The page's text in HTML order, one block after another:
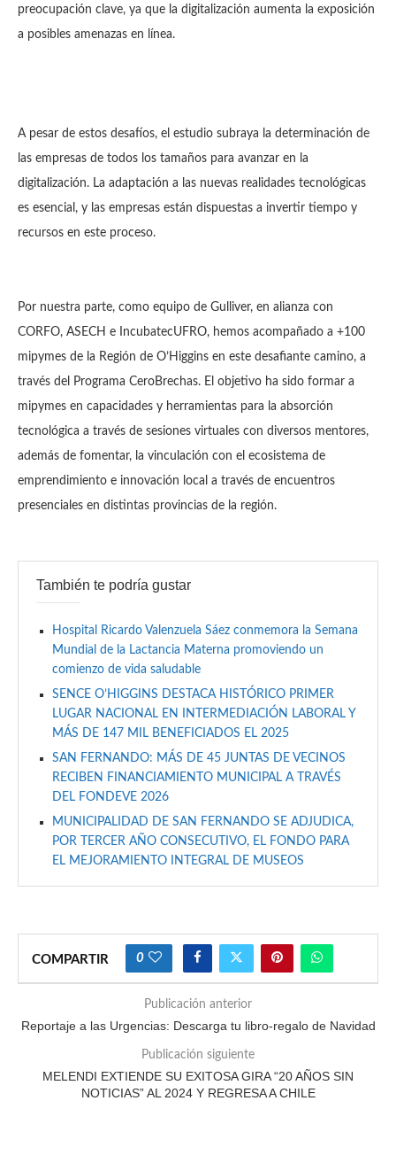
preocupación clave, ya que la digitalización aumenta la exposición
a posibles amenazas en línea.
A pesar de estos desafíos, el estudio subraya la determinación de
las empresas de todos los tamaños para avanzar en la
digitalización. La adaptación a las nuevas realidades tecnológicas
es esencial, y las empresas están dispuestas a invertir tiempo y
recursos en este proceso.
Por nuestra parte, como equipo de Gulliver, en alianza con
CORFO, ASECH e IncubatecUFRO, hemos acompañado a +100
mipymes de la Región de O’Higgins en este desafiante camino, a
través del Programa CeroBrechas. El objetivo ha sido formar a
mipymes en capacidades y herramientas para la absorción
tecnológica a través de sesiones virtuales con diversos mentores,
además de fomentar, la vinculación con el ecosistema de
emprendimiento e innovación local a través de encuentros
presenciales en distintas provincias de la región.
También te podría gustar
Hospital Ricardo Valenzuela Sáez conmemora la Semana
Mundial de la Lactancia Materna promoviendo un
comienzo de vida saludable
SENCE O’HIGGINS DESTACA HISTÓRICO PRIMER
LUGAR NACIONAL EN INTERMEDIACIÓN LABORAL Y
MÁS DE 147 MIL BENEFICIADOS EL 2025
SAN FERNANDO: MÁS DE 45 JUNTAS DE VECINOS
RECIBEN FINANCIAMIENTO MUNICIPAL A TRAVÉS
DEL FONDEVE 2026
MUNICIPALIDAD DE SAN FERNANDO SE ADJUDICA,
POR TERCER AÑO CONSECUTIVO, EL FONDO PARA
EL MEJORAMIENTO INTEGRAL DE MUSEOS
COMPARTIR 0
Publicación anterior
Reportaje a las Urgencias: Descarga tu libro-regalo de Navidad
Publicación siguiente
MELENDI EXTIENDE SU EXITOSA GIRA “20 AÑOS SIN
NOTICIAS” AL 2024 Y REGRESA A CHILE